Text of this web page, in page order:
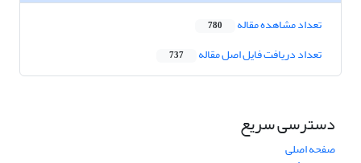
تعداد مشاهده مقاله 780
تعداد دریافت فایل اصل مقاله 737
دسترسی سریع
صفحه اصلی